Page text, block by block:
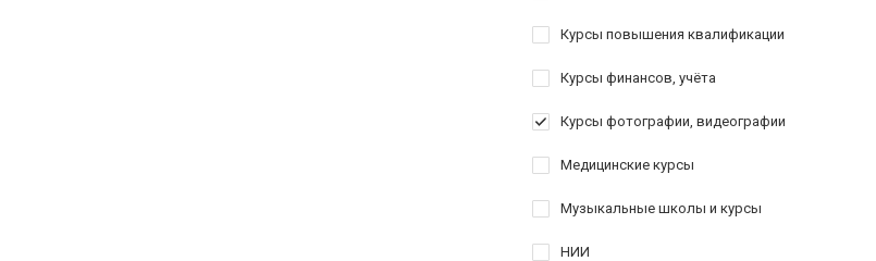
Курсы повышения квалификации
Курсы финансов, учёта
Курсы фотографии, видеографии
Медицинские курсы
Музыкальные школы и курсы
НИИ